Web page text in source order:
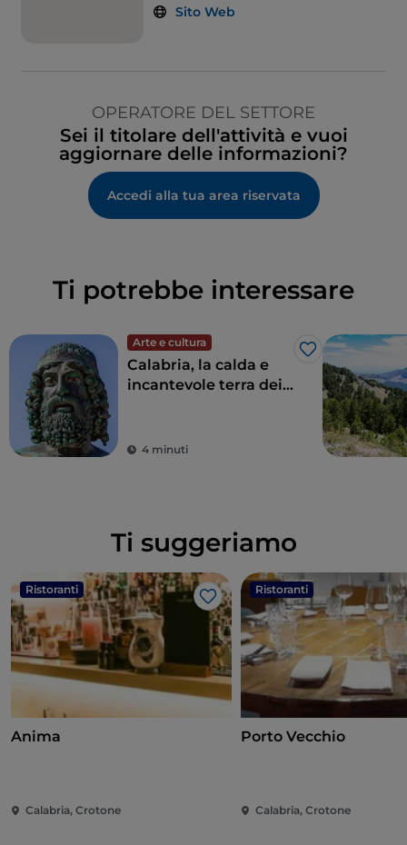
Sito Web
OPERATORE DEL SETTORE
Sei il titolare dell'attività e vuoi
aggiornare delle informazioni?
Accedi alla tua area riservata
Ti potrebbe interessare
Arte e cultura
Like
Calabria, la calda e
incantevole terra dei
4 minuti
Ti suggeriamo
Ristoranti
Like
Anima
Calabria, Crotone
Ristoranti
Porto Vecchio
Calabria, Crotone